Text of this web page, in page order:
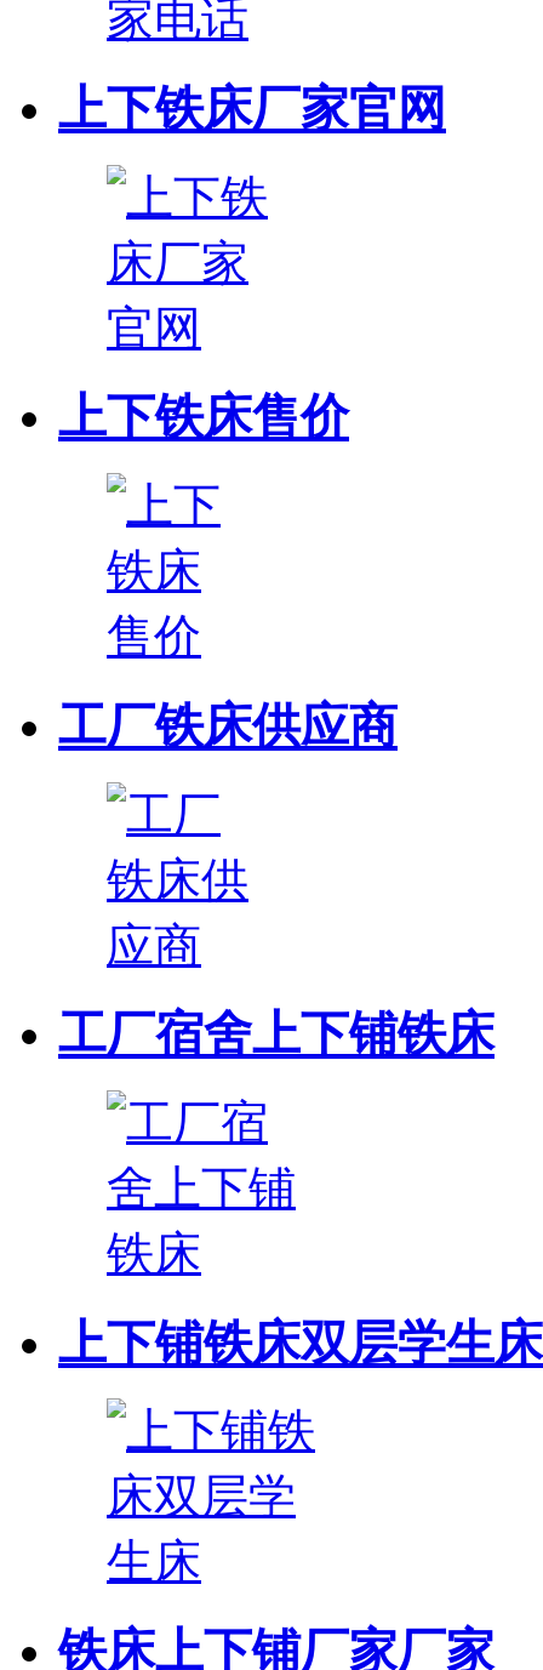
上下铁床厂家官网
上下铁床售价
工厂铁床供应商
工厂宿舍上下铺铁床
上下铺铁床双层学生床
铁床上下铺厂家厂家